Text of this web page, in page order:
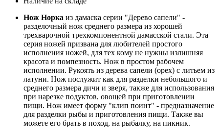
Нож Норка из дамаска серии "Дерево сапели" -
разделочный нож среднего размера из хорошей
трехварочной трехкомпонентной дамасской стали. Эта
серия ножей призвана для любителей простого
исполнения ножей, для тех кому не нужны излишняя
красота и помпезность. Нож в простом рабочем
исполнении. Рукоять из дерева сапели (орех) с литьем из
латуни. Нож послужит как для разделки небольшого и
среднего размера дичи и зверя, также для использования
при нарезке подуктов, овощей при приготовлении
пищи. Нож имеет форму "клип поинт" - предназначение
для разделки рыбы и приготовления пищи. Также вы
можете его брать в поход, на рыбалку, на пикник.